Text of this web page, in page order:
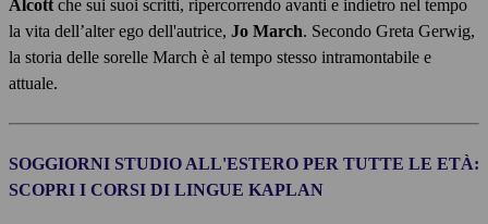
Alcott che sui suoi scritti, ripercorrendo avanti e indietro nel tempo
la vita dell’alter ego dell'autrice, Jo March. Secondo Greta Gerwig,
la storia delle sorelle March è al tempo stesso intramontabile e
attuale.
SOGGIORNI STUDIO ALL'ESTERO PER TUTTE LE ETÀ:
SCOPRI I CORSI DI LINGUE KAPLAN